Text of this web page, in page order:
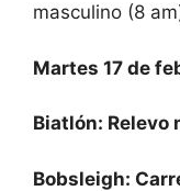
masculino (8
Martes 17 de
Biatlón: Relevo
Bobsleigh: